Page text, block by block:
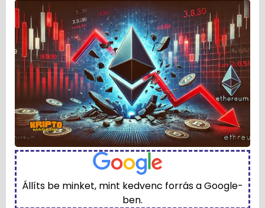
Állíts be minket, mint kedvenc forrás a Google-
ben.